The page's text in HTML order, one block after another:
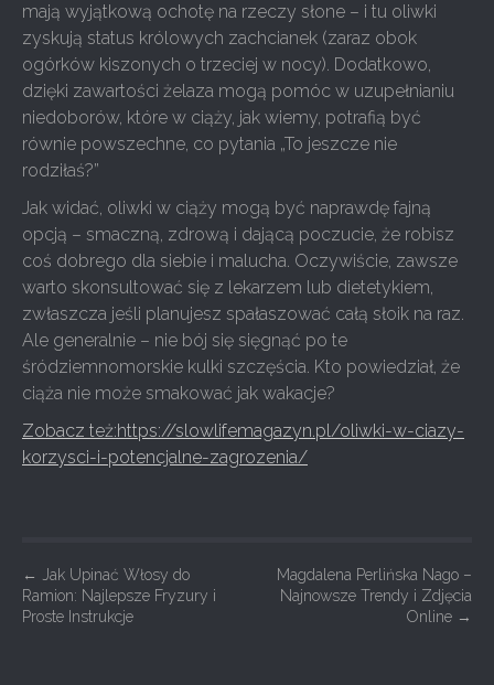
mają wyjątkową ochotę na rzeczy słone – i tu oliwki
zyskują status królowych zachcianek (zaraz obok
ogórków kiszonych o trzeciej w nocy). Dodatkowo,
dzięki zawartości żelaza mogą pomóc w uzupełnianiu
niedoborów, które w ciąży, jak wiemy, potrafią być
równie powszechne, co pytania „To jeszcze nie
rodziłaś?”
Jak widać, oliwki w ciąży mogą być naprawdę fajną
opcją – smaczną, zdrową i dającą poczucie, że robisz
coś dobrego dla siebie i malucha. Oczywiście, zawsze
warto skonsultować się z lekarzem lub dietetykiem,
zwłaszcza jeśli planujesz spałaszować całą słoik na raz.
Ale generalnie – nie bój się sięgnąć po te
śródziemnomorskie kulki szczęścia. Kto powiedział, że
ciąża nie może smakować jak wakacje?
Zobacz też:https://slowlifemagazyn.pl/oliwki-w-ciazy-
korzysci-i-potencjalne-zagrozenia/
P
o
←
Jak Upinać Włosy do
Ramion: Najlepsze Fryzury i
Proste Instrukcje
Magdalena Perlińska Nago –
Najnowsze Trendy i Zdjęcia
Online →